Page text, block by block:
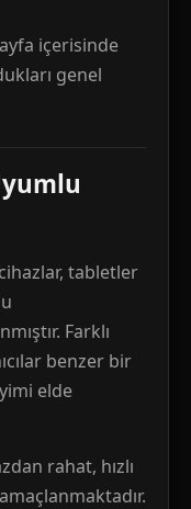
içerisinde
genel
tabletler
Farklı
benzer bir
elde
rahat, hızlı